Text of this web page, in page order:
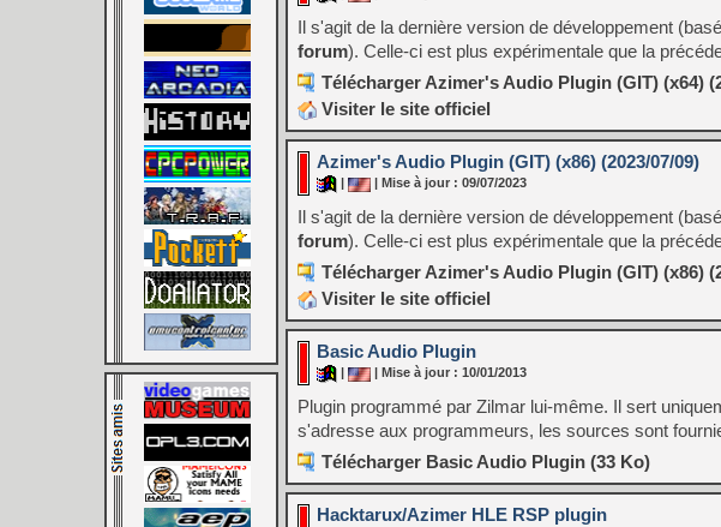
Il s'agit de la dernière version de développement
forum). Celle-ci est plus expérimentale que la
Télécharger Azimer's Audio Plugin (GIT) (x64)
Visiter le site officiel
Azimer's Audio Plugin (GIT) (x86) (2023/07/09)
| Mise à jour : 09/07/2023
Il s'agit de la dernière version de développement
forum). Celle-ci est plus expérimentale que la
Télécharger Azimer's Audio Plugin (GIT) (x86)
Visiter le site officiel
Basic Audio Plugin
| Mise à jour : 10/01/2013
Plugin programmé par Zilmar lui-même. Il sert
s'adresse aux programmeurs, les sources sont
Télécharger Basic Audio Plugin (33 Ko)
Hacktarux/Azimer HLE RSP plugin